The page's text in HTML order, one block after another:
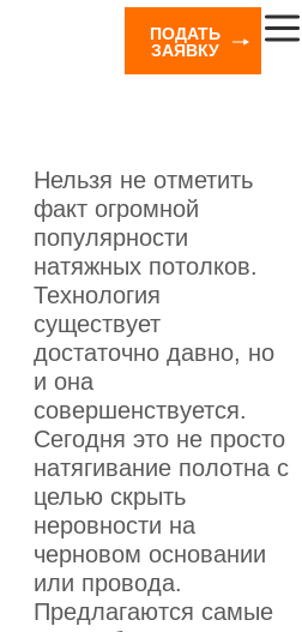
ПОДАТЬ
ЗАЯВКУ
Нельзя не отметить
факт огромной
популярности
натяжных потолков.
Технология
существует
достаточно давно, но
и она
совершенствуется.
Сегодня это не просто
натягивание полотна с
целью скрыть
неровности на
черновом основании
или провода.
Предлагаются самые